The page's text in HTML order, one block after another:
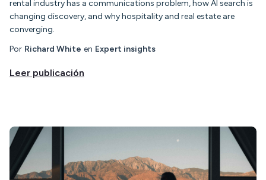
rental industry has a communications problem, how AI search is
changing discovery, and why hospitality and real estate are
converging.
Por Richard White en Expert insights
Leer publicación